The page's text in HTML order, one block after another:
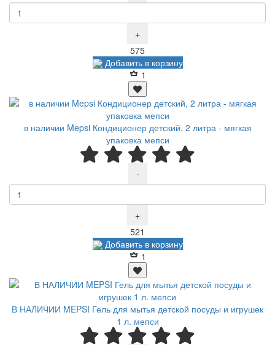
+
575Р
Добавить в корзину
1
в наличии Mepsi Кондиционер детский, 2 литра - мягкая
упаковка мепси
-
+
521
Добавить в корзину
1
В НАЛИЧИИ MEPSI Гель для мытья детской посуды и игрушек
1 л. мепси